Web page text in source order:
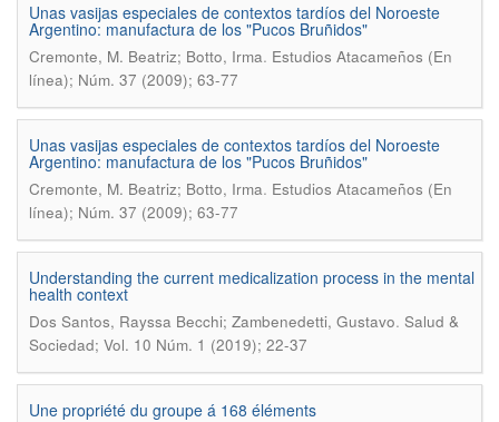
Unas vasijas especiales de contextos tardíos del Noroeste
Argentino: manufactura de los "Pucos Bruñidos"
Cremonte, M. Beatriz; Botto, Irma. Estudios Atacameños (En
línea); Núm. 37 (2009); 63-77
Unas vasijas especiales de contextos tardíos del Noroeste
Argentino: manufactura de los "Pucos Bruñidos"
Cremonte, M. Beatriz; Botto, Irma. Estudios Atacameños (En
línea); Núm. 37 (2009); 63-77
Understanding the current medicalization process in the mental
health context
Dos Santos, Rayssa Becchi; Zambenedetti, Gustavo. Salud &
Sociedad; Vol. 10 Núm. 1 (2019); 22-37
Une propriété du groupe á 168 éléments